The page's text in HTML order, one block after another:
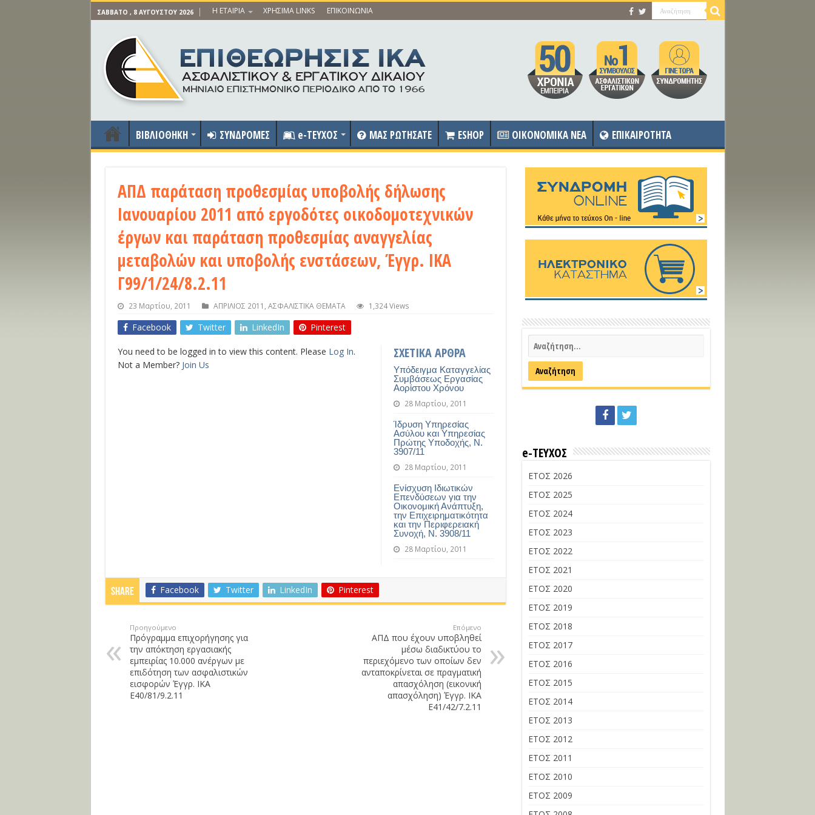
ΣΆΒΒΑΤΟ , 8 ΑΥΓΟΎΣΤΟΥ 2026 Η ΕΤΑΙΡΙΑ ΧΡΗΣΙΜΑ LINKS ΕΠΙΚΟΙΝΩΝΙΑ
ΒΙΒΛΙΟΘΗΚΗ ΣΥΝΔΡΟΜΕΣ e-ΤΕΥΧΟΣ ΜΑΣ ΡΩΤΗΣΑΤΕ ESHOP OIKONOMIKA NEA ΕΠΙΚΑΙΡΟΤΗΤΑ
ΑΠΔ παράταση προθεσμίας υποβολής δήλωσης
Ιανουαρίου 2011 από εργοδότες οικοδομοτεχνικών
έργων και παράταση προθεσμίας αναγγελίας
μεταβολών και υποβολής ενστάσεων, Έγγρ. ΙΚΑ
Γ99/1/24/8.2.11
23 Μαρτίου, 2011 ΑΠΡΙΛΙΟΣ 2011 ΑΣΦΑΛΙΣΤΙΚΑ ΘΕΜΑΤΑ 1,324 Views
Facebook Twitter LinkedIn Pinterest
ΣΧΕΤΙΚΑ ΑΡΘΡΑ
Υπόδειγμα Καταγγελίας
Συμβάσεως Εργασίας
Αορίστου Χρόνου
28 Μαρτίου, 2011
Ίδρυση Υπηρεσίας
Ασύλου και Υπηρεσίας
Πρώτης Υποδοχής, Ν.
3907/11
28 Μαρτίου, 2011
Ενίσχυση Ιδιωτικών
Επενδύσεων για την
Οικονομική Ανάπτυξη,
την Επιχειρηματικότητα
και την Περιφερειακή
Συνοχή, Ν. 3908/11
28 Μαρτίου, 2011
You need to be logged in to view this content. Please Log In.
Not a Member? Join Us
Share Facebook Twitter LinkedIn Pinterest
Προηγούμενο
Πρόγραμμα επιχορήγησης για
την απόκτηση εργασιακής
εμπειρίας 10.000 ανέργων με
επιδότηση των ασφαλιστικών
εισφορών Έγγρ. ΙΚΑ
Ε40/81/9.2.11
Επόμενο
ΑΠΔ που έχουν υποβληθεί
μέσω διαδικτύου το
περιεχόμενο των οποίων δεν
ανταποκρίνεται σε πραγματική
απασχόληση (εικονική
απασχόληση) Έγγρ. ΙΚΑ
Ε41/42/7.2.11
e-ΤΕΥΧΟΣ
ΕΤΟΣ 2026
ΕΤΟΣ 2025
ΕΤΟΣ 2024
ΕΤΟΣ 2023
ΕΤΟΣ 2022
ΕΤΟΣ 2021
ΕΤΟΣ 2020
ΕΤΟΣ 2019
ΕΤΟΣ 2018
ΕΤΟΣ 2017
ΕΤΟΣ 2016
ΕΤΟΣ 2015
ΕΤΟΣ 2014
ΕΤΟΣ 2013
ΕΤΟΣ 2012
ΕΤΟΣ 2011
ΕΤΟΣ 2010
ΕΤΟΣ 2009